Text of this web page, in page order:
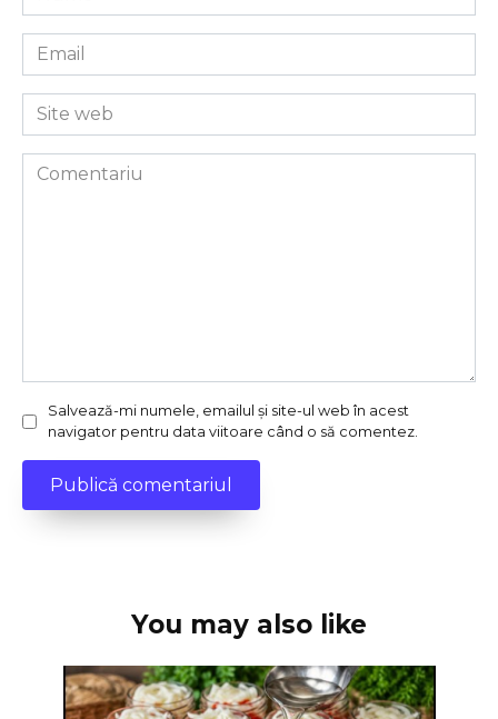
*
Email
*
Site
web
Comentariu
Salvează-mi numele, emailul și site-ul web în acest
navigator pentru data viitoare când o să comentez.
You may also like